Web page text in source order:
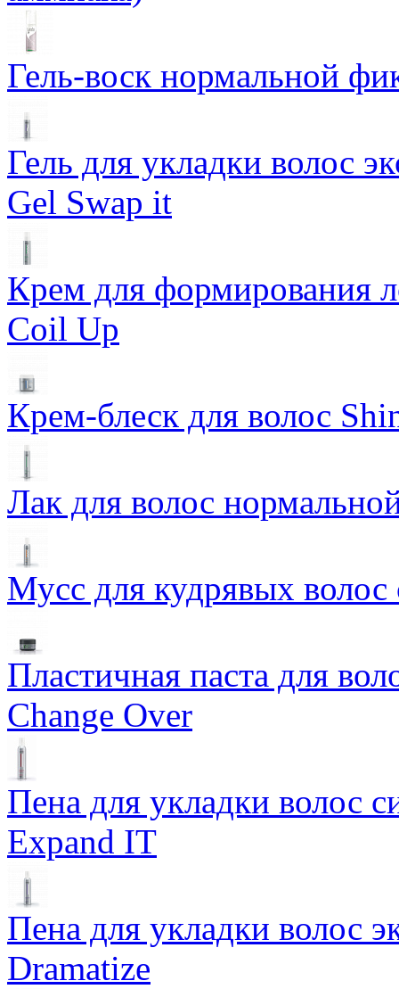
Гель-воск нормальной
Гель для укладки волос
Gel Swap it
Крем для формирования
Coil Up
Крем-блеск для волос
Лак для волос
Мусс для кудрявых
Пластичная паста для
Change Over
Пена для укладки волос
Expand IT
Пена для укладки волос
Dramatize